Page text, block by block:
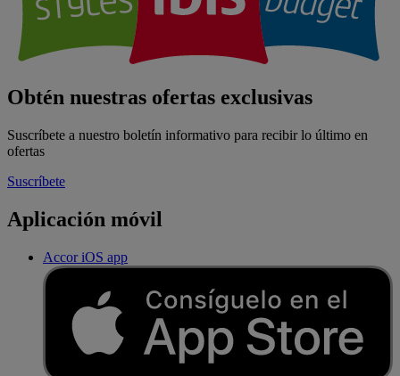
Obtén nuestras ofertas exclusivas
Suscríbete a nuestro boletín informativo para recibir lo último en
ofertas
Suscríbete
Aplicación móvil
Accor iOS app